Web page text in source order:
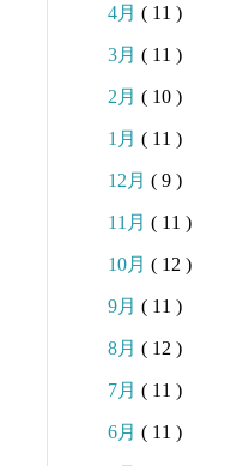
4月 ( 11 )
3月 ( 11 )
2月 ( 10 )
1月 ( 11 )
12月 ( 9 )
11月 ( 11 )
10月 ( 12 )
9月 ( 11 )
8月 ( 12 )
7月 ( 11 )
6月 ( 11 )